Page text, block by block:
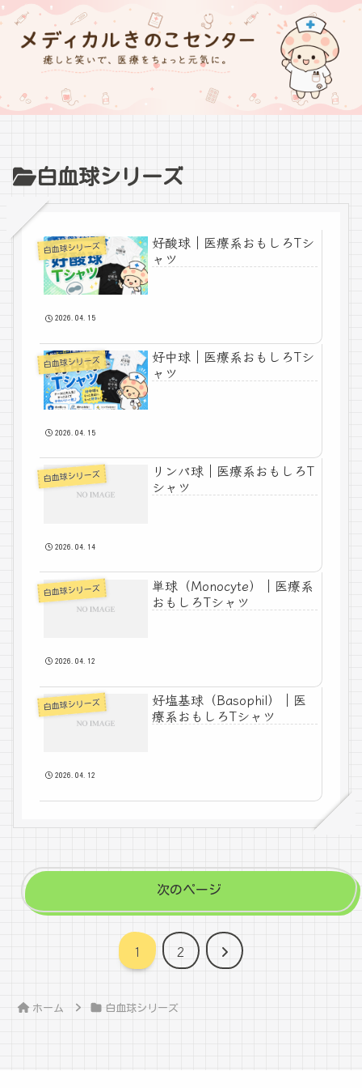
白血球シリーズ
白血球シリーズ
好酸球｜医療系おもしろTシ
ャツ
2026.04.15
白血球シリーズ
好中球｜医療系おもしろTシ
ャツ
2026.04.15
白血球シリーズ
リンパ球｜医療系おもしろT
シャツ
2026.04.14
白血球シリーズ
単球（Monocyte）｜医療系
おもしろTシャツ
2026.04.12
白血球シリーズ
好塩基球（Basophil）｜医
療系おもしろTシャツ
2026.04.12
次のページ
1 2
次
ホーム 白血球シリーズ